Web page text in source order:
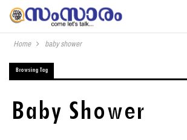
Home baby shower
Browsing Tag
Baby Shower